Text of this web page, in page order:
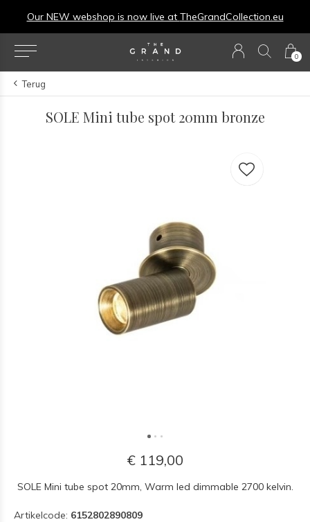
0
Our NEW webshop is now live at TheGrandCollection.eu
Terug
SOLE Mini tube spot 20mm bronze
€ 119,00
SOLE Mini tube spot 20mm, Warm led dimmable 2700 kelvin.
Artikelcode: 6152802890809